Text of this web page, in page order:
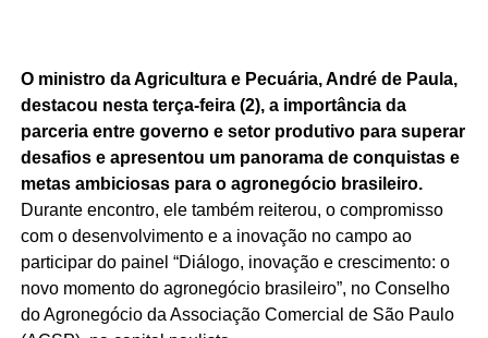
O ministro da Agricultura e Pecuária, André de Paula,
destacou nesta terça-feira (2), a importância da
parceria entre governo e setor produtivo para superar
desafios e apresentou um panorama de conquistas e
metas ambiciosas para o agronegócio brasileiro.
Durante encontro, ele também reiterou, o compromisso
com o desenvolvimento e a inovação no campo ao
participar do painel “Diálogo, inovação e crescimento: o
novo momento do agronegócio brasileiro”, no Conselho
do Agronegócio da Associação Comercial de São Paulo